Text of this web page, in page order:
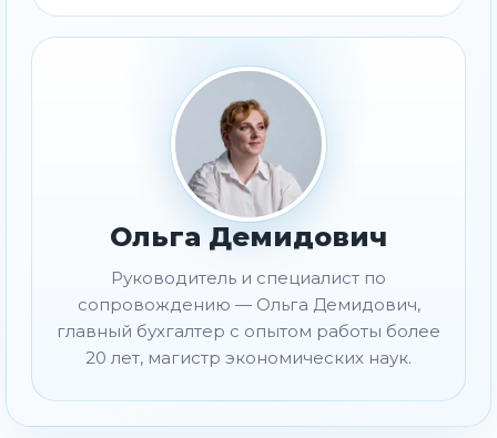
Ольга Демидович
Руководитель и специалист по
сопровождению — Ольга Демидович,
главный бухгалтер с опытом работы более
20 лет, магистр экономических наук.